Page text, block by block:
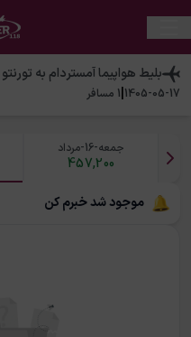
بلیط هواپیماآمستردام به تورنتو
1405-05-17
|
1 مسافر
جمعه-16-مرداد
457,200
موجود شد خبرم کن